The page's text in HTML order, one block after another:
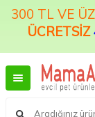
300 TL VE
ÜCRETSİZ